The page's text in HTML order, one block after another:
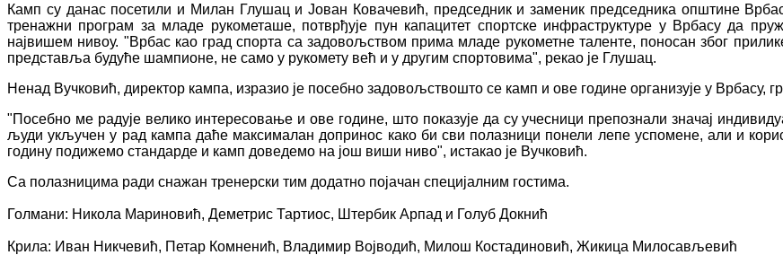
Камп су данас посетили и Милан Глушац и Јован Ковачевић, председник и заменик председника општине
тренажни програм за младе рукометаше, потврђује пун капацитет спортске инфраструктуре у Врбасу да
највишем нивоу. "Врбас као град спорта са задовољством прима младе рукометне таленте, поносан због
представља будуће шампионе, не само у рукомету већ и у другим спортовима", рекао је Глушац.
Ненад Вучковић, директор кампа, изразио је посебно задовољствошто се камп и ове године организује у Врбасу,
"Посебно ме радује велико интересовање и ове године, што показује да су учесници препознали значај
људи укључен у рад кампа даће максималан допринос како би сви полазници понели лепе успомене, али и
годину подижемо стандарде и камп доведемо на још виши ниво", истакао је Вучковић.
Са полазницима ради снажан тренерски тим додатно појачан специјалним гостима.
Голмани: Никола Мариновић, Деметрис Тартиос, Штербик Арпад и Голуб Докнић
Крила: Иван Никчевић, Петар Комненић, Владимир Војводић, Милош Костадиновић, Жикица Милосављевић